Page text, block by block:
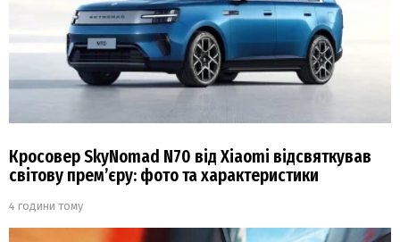
Кросовер SkyNomad N70 від Xiaomi відсвяткував
світову прем’єру: фото та характеристики
4 години тому